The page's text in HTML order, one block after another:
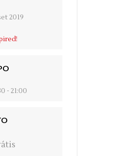
2019
- 21:00